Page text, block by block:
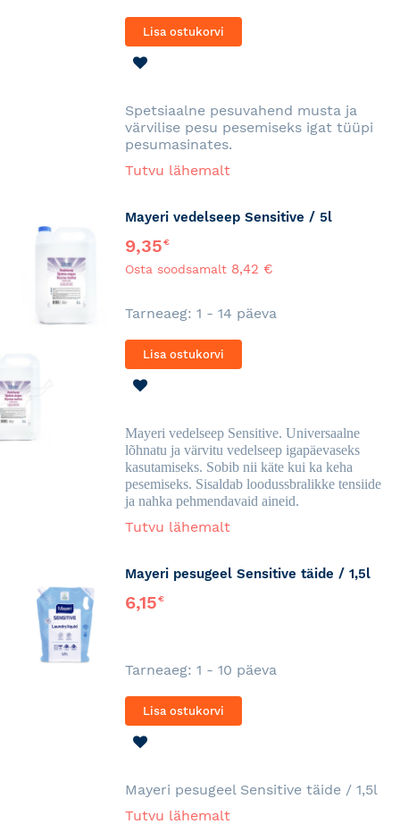
Lisa ostukorvi
Spetsiaalne pesuvahend musta ja
värvilise pesu pesemiseks igat tüüpi
pesumasinates.
Tutvu lähemalt
Mayeri vedelseep Sensitive / 5l
9,35€
Osta soodsamalt 8,42 €
Tarneaeg: 1 - 14 päeva
Lisa ostukorvi
Mayeri vedelseep Sensitive. Universaalne
lõhnatu ja värvitu vedelseep igapäevaseks
kasutamiseks. Sobib nii käte kui ka keha
pesemiseks. Sisaldab loodussbralikke tensiide
ja nahka pehmendavaid aineid.
Tutvu lähemalt
Mayeri pesugeel Sensitive täide / 1,5l
6,15€
Tarneaeg: 1 - 10 päeva
Lisa ostukorvi
Mayeri pesugeel Sensitive täide / 1,5l
Tutvu lähemalt